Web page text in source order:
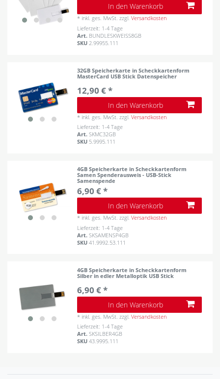
In den Warenkorb
* inkl. ges. MwSt. zzgl.Versandkosten
Lieferzeit: 1-4 Tage
Art. BUNDLESKWEISS8GB
SKU 2.99955.111
32GB Speicherkarte in Scheckkartenform
MasterCard USB Stick Datenspeicher
12,90 € *
In den Warenkorb
* inkl. ges. MwSt. zzgl.Versandkosten
Lieferzeit: 1-4 Tage
Art.SKMC32GB
SKU 5.9995.111
4GB Speicherkarte in Scheckkartenform
Samen Spenderausweis - USB-Stick
Samenspende
6,90 € *
In den Warenkorb
* inkl. ges. MwSt. zzgl.Versandkosten
Lieferzeit: 1-4 Tage
Art.SKSAMENSP4GB
SKU41.9992.53.111
4GB Speicherkarte in Scheckkartenform
Silber in edler Metalloptik USB Stick
6,90 € *
In den Warenkorb
* inkl. ges. MwSt. zzgl.Versandkosten
Lieferzeit: 1-4 Tage
Art.SKSILBER4GB
SKU43.9995.111